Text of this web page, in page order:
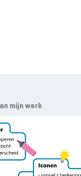
mijn werk